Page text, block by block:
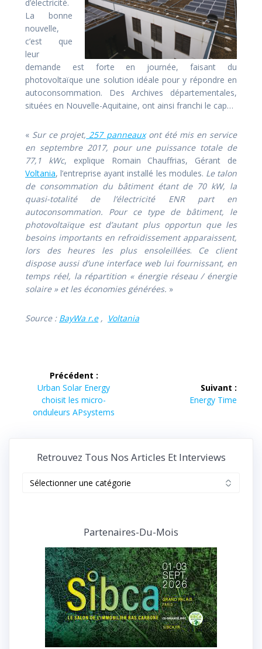
d’électricité.
La bonne
nouvelle,
c’est que
leur
demande est forte en journée, faisant du
photovoltaïque une solution idéale pour y répondre en
autoconsommation. Des Archives départementales,
situées en Nouvelle-Aquitaine, ont ainsi franchi le cap…
« Sur ce projet, 257 panneauxont été mis en service
en septembre 2017, pour une puissance totale de
77,1 kWc, explique Romain Chauffrias, Gérant de
Voltania, l’entreprise ayant installé les modules. Le talon
de consommation du bâtiment étant de 70 kW, la
quasi-totalité de l’électricité ENR part en
autoconsommation. Pour ce type de bâtiment, le
photovoltaïque est d’autant plus opportun que les
besoins importants en refroidissement apparaissent,
lors des heures les plus ensoleillées. Ce client
dispose aussi d’une interface web lui fournissant, en
temps réel, la répartition « énergie réseau / énergie
solaire » et les économies générées. »
Source : BayWa r.e, Voltania
Navigation
l’article
Précédent :
Article
précédent :
Urban Solar Energy
choisit les micro-
onduleurs APsystems
Suivant :
Article
Energy Time
Retrouvez Tous Nos Articles Et Interviews
interviews
Partenaires-Du-Mois